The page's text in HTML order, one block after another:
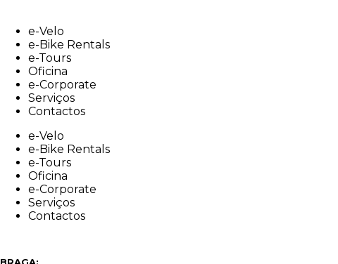
contente-Velo
e-Bike Rentals
e-Tours
Oficina
e-Corporate
Serviços
Contactos
e-Velo
e-Bike Rentals
e-Tours
Oficina
e-Corporate
Serviços
Contactos